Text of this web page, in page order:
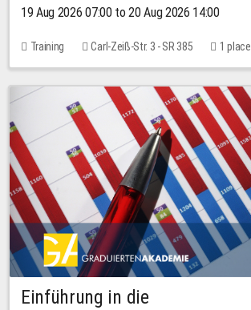
19 Aug 2026 07:00 to 20 Aug 2026 14:00
Training Carl-Zeiß-Str. 3 - SR 385 1 place
Einführung in die